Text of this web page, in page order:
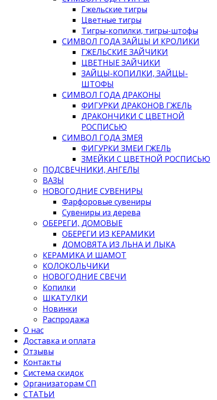
Гжельские тигры
Цветные тигры
Тигры-копилки, тигры-штофы
СИМВОЛ ГОДА ЗАЙЦЫ И КРОЛИКИ
ГЖЕЛЬСКИЕ ЗАЙЧИКИ
ЦВЕТНЫЕ ЗАЙЧИКИ
ЗАЙЦЫ-КОПИЛКИ, ЗАЙЦЫ-
ШТОФЫ
СИМВОЛ ГОДА ДРАКОНЫ
ФИГУРКИ ДРАКОНОВ ГЖЕЛЬ
ДРАКОНЧИКИ С ЦВЕТНОЙ
РОСПИСЬЮ
СИМВОЛ ГОДА ЗМЕЯ
ФИГУРКИ ЗМЕИ ГЖЕЛЬ
ЗМЕЙКИ С ЦВЕТНОЙ РОСПИСЬЮ
ПОДСВЕЧНИКИ, АНГЕЛЫ
ВАЗЫ
НОВОГОДНИЕ СУВЕНИРЫ
Фарфоровые сувениры
Сувениры из дерева
ОБЕРЕГИ, ДОМОВЫЕ
ОБЕРЕГИ ИЗ КЕРАМИКИ
ДОМОВЯТА ИЗ ЛЬНА И ЛЫКА
КЕРАМИКА И ШАМОТ
КОЛОКОЛЬЧИКИ
НОВОГОДНИЕ СВЕЧИ
Копилки
ШКАТУЛКИ
Новинки
Распродажа
О нас
Доставка и оплата
Отзывы
Контакты
Система скидок
Организаторам СП
СТАТЬИ